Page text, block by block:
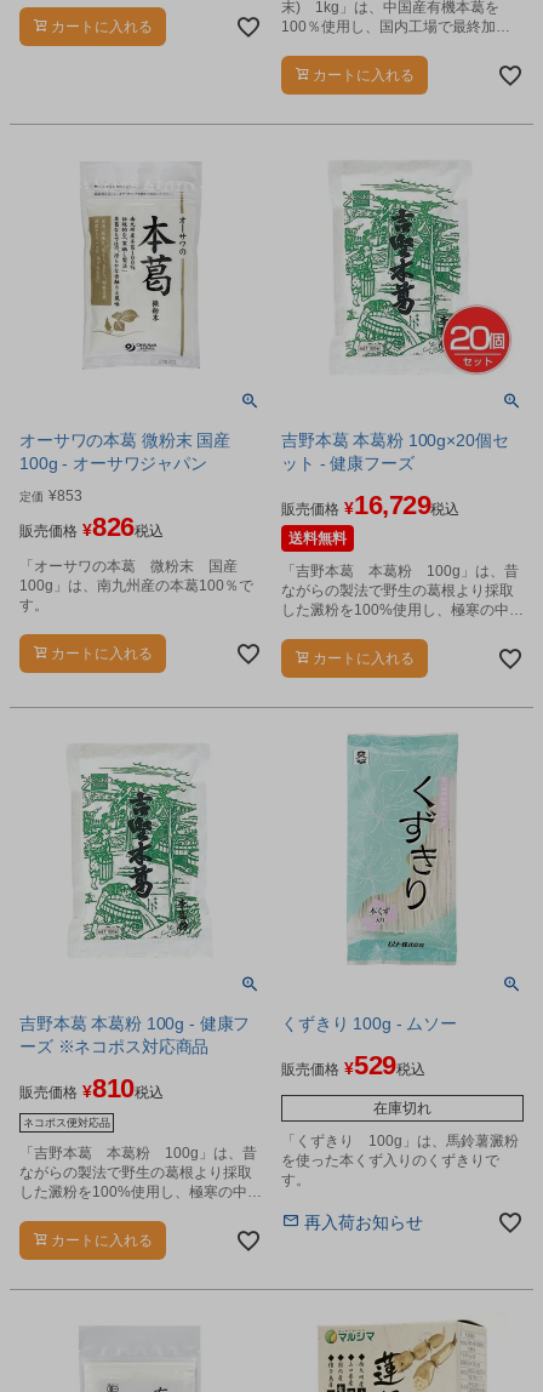
カートに入れる
末) 1kg」は、中国産有機本葛を
100％使用し、国内工場で最終加工
カートに入れる
オーサワの本葛 微粉末 国産
100g - オーサワジャパン
定価 ¥853
販売価格 ¥826税込
「オーサワの本葛 微粉末 国産
100g」は、南九州産の本葛100％で
す。
カートに入れる
吉野本葛 本葛粉 100g×20個セ
ット - 健康フーズ
販売価格 ¥16,729税込
送料無料
「吉野本葛 本葛粉 100g」は、昔
ながらの製法で野生の葛根より採取
した澱粉を100%使用し、極寒の中、
仕上げた吉野製法による本葛粉で
す。
カートに入れる
吉野本葛 本葛粉 100g - 健康フ
ーズ ※ネコポス対応商品
販売価格 ¥810税込
ネコポス便対応品
「吉野本葛 本葛粉 100g」は、昔
ながらの製法で野生の葛根より採取
した澱粉を100%使用し、極寒の中、
仕上げた吉野製法による本葛粉で
す。
カートに入れる
くずきり 100g - ムソー
販売価格 ¥529税込
在庫切れ
「くずきり 100g」は、馬鈴薯澱粉
を使った本くず入りのくずきりで
す。
再入荷お知らせ